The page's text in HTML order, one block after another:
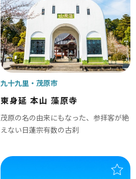
東身延 本山 藻原寺
茂原の名の由来にもなった、参拝客が絶
えない日蓮宗有数の古刹
九十九里 茂原市